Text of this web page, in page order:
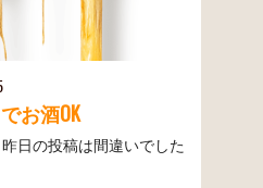
お酒OK
日の投稿は間違いでした